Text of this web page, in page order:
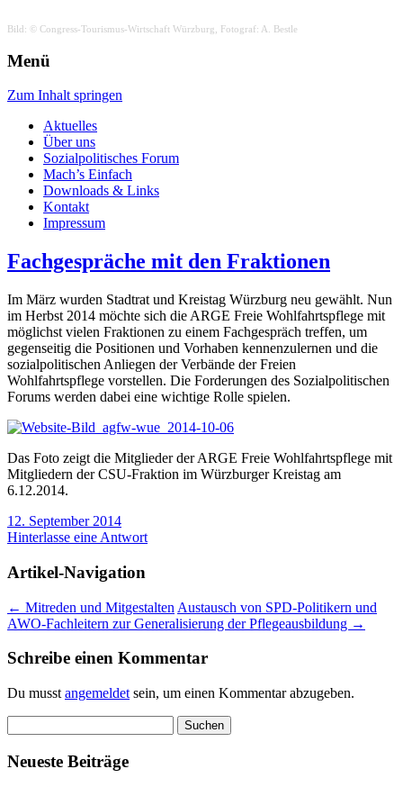
Arbeitsgemeinschaft der freien
Wohlfahrtspflege Stadt und
Landkreis Würzburg
AgfW
Bild: © Congress-Tourismus-Wirtschaft Würzburg, Fotograf: A. Bestle
Menü
Zum Inhalt springen
Aktuelles
Über uns
Sozialpolitisches Forum
Mach’s Einfach
Downloads & Links
Kontakt
Impressum
Fachgespräche mit den Fraktionen
Im März wurden Stadtrat und Kreistag Würzburg neu gewählt. Nun
im Herbst 2014 möchte sich die ARGE Freie Wohlfahrtspflege mit
möglichst vielen Fraktionen zu einem Fachgespräch treffen, um
gegenseitig die Positionen und Vorhaben kennenzulernen und die
sozialpolitischen Anliegen der Verbände der Freien
Wohlfahrtspflege vorstellen. Die Forderungen des Sozialpolitischen
Forums werden dabei eine wichtige Rolle spielen.
Das Foto zeigt die Mitglieder der ARGE Freie Wohlfahrtspflege mit
Mitgliedern der CSU-Fraktion im Würzburger Kreistag am
6.12.2014.
12. September 2014
Hinterlasse eine Antwort
Artikel-Navigation
← Mitreden und Mitgestalten Austausch von SPD-Politikern und
AWO-Fachleitern zur Generalisierung der Pflegeausbildung →
Schreibe einen Kommentar
Du musst angemeldet sein, um einen Kommentar abzugeben.
nach:
Neueste Beiträge